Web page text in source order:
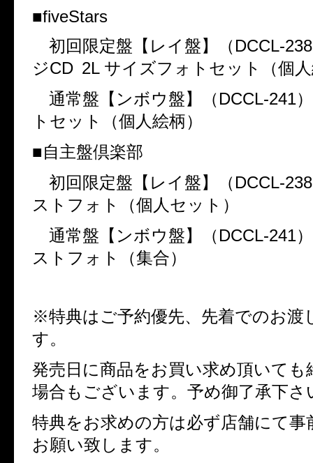
■fiveStars
初回限定盤【レイ盤】（DCCL-238
ジCD 2L サイズフォトセット（個
通常盤【ンボウ盤】（DCCL-241）
トセット（個人絵柄）
■自主盤倶楽部
初回限定盤【レイ盤】（DCCL-238
ストフォト（個⼈セット）
通常盤【ンボウ盤】（DCCL-241
ストフォト（集合）
※特典はご予約優先、先着でのお渡
す。
発売日に商品をお買い求め頂いても
場合もございます。予め御了承下さ
特典をお求めの方は必ず店舗にて事
お願い致します。